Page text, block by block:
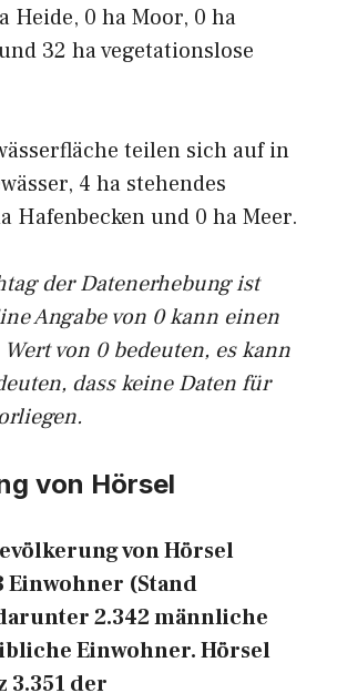
Heide, 0 ha Moor, 0 ha
32 ha vegetationslose
teilen sich auf in
4 ha stehendes
Hafenbecken und 0 ha Meer.
der Datenerhebung ist
Angabe von 0 kann einen
von 0 bedeuten, es kann
dass keine Daten für
von Hörsel
von Hörsel
Einwohner (Stand
2.342 männliche
Einwohner. Hörsel
3.351 der